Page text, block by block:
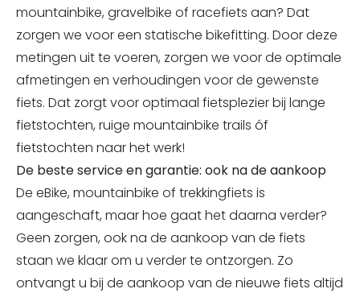
mountainbike, gravelbike of racefiets aan? Dat
zorgen we voor een statische bikefitting. Door deze
metingen uit te voeren, zorgen we voor de optimale
afmetingen en verhoudingen voor de gewenste
fiets. Dat zorgt voor optimaal fietsplezier bij lange
fietstochten, ruige mountainbike trails óf
fietstochten naar het werk!
De beste service en garantie: ook na de aankoop
De eBike, mountainbike of trekkingfiets is
aangeschaft, maar hoe gaat het daarna verder?
Geen zorgen, ook na de aankoop van de fiets
staan we klaar om u verder te ontzorgen. Zo
ontvangt u bij de aankoop van de nieuwe fiets altijd